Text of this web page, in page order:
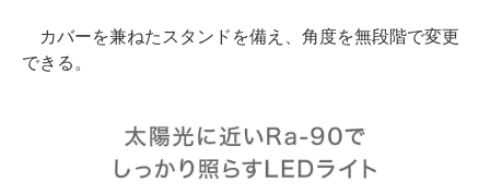
カバーを兼ねたスタンドを備え、角度を無段階で変更
できる。